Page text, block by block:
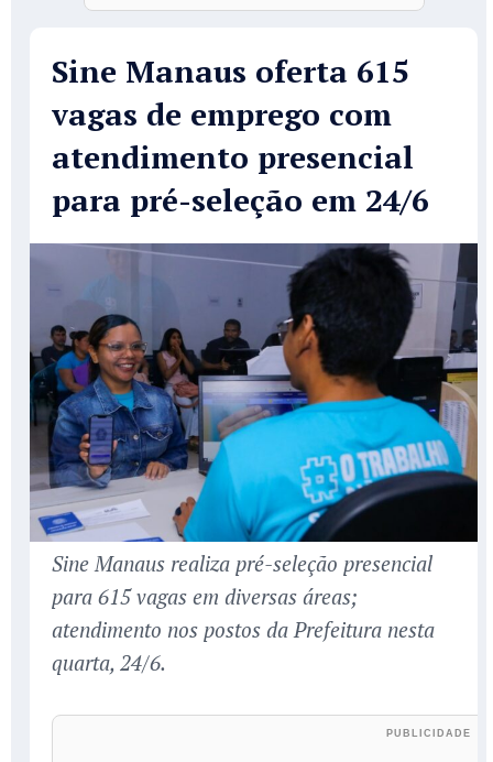
Sine Manaus oferta 615
vagas de emprego com
atendimento presencial
para pré-seleção em 24/6
Sine Manaus realiza pré-seleção presencial
para 615 vagas em diversas áreas;
atendimento nos postos da Prefeitura nesta
quarta, 24/6.